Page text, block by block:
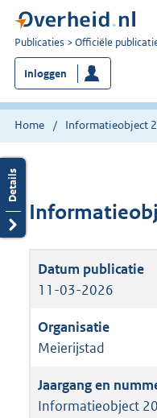
U
bent
nu
hier:
Publicaties Officiële
Inloggen
Home Informatieobject
11-03-2026
Meierijstad
Informatieobject